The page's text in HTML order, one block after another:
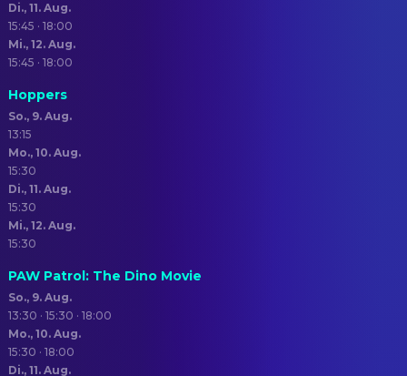
Di., 11. Aug.
15:45 · 18:00
Mi., 12. Aug.
15:45 · 18:00
Hoppers
So., 9. Aug.
13:15
Mo., 10. Aug.
15:30
Di., 11. Aug.
15:30
Mi., 12. Aug.
15:30
PAW Patrol: The Dino Movie
So., 9. Aug.
13:30 · 15:30 · 18:00
Mo., 10. Aug.
15:30 · 18:00
Di., 11. Aug.